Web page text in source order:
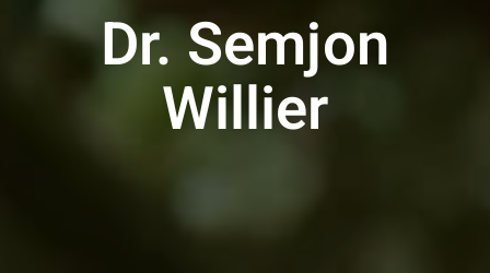
Dr. Semjon
Willier